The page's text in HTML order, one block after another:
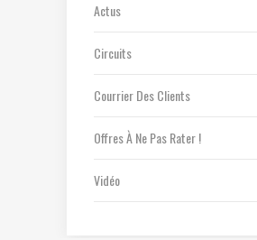
Actus
Circuits
Courrier Des Clients
Offres À Ne Pas Rater !
Vidéo